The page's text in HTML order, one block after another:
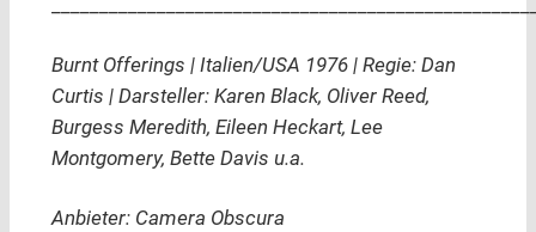
Burnt Offerings | Italien/USA 1976 | Regie: Dan
Curtis | Darsteller: Karen Black, Oliver Reed,
Burgess Meredith, Eileen Heckart, Lee
Montgomery, Bette Davis u.a.
Anbieter: Camera Obscura